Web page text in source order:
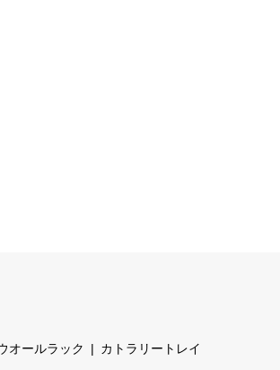
オールラック カトラリートレイ